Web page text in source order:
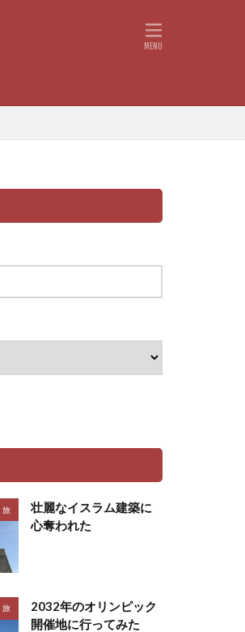
旅
壮麗なイスラム建築に
心奪われた
旅
2032年のオリンピック
開催地に行ってみた